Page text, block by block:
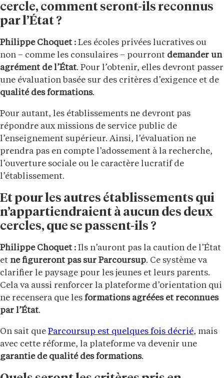
cercle, comment seront-ils reconnus
par l’État ?
Philippe Choquet : Les écoles privées lucratives ou
non – comme les consulaires – pourront demander un
agrément de l’État. Pour l’obtenir, elles devront passer
une évaluation basée sur des critères d’exigence et de
qualité des formations.
Pour autant, les établissements ne devront pas
répondre aux missions de service public de
l’enseignement supérieur. Ainsi, l’évaluation ne
prendra pas en compte l’adossement à la recherche,
l’ouverture sociale ou le caractère lucratif de
l’établissement.
Et pour les autres établissements qui
n’appartiendraient à aucun des deux
cercles, que se passent-ils ?
Philippe Choquet : Ils n’auront pas la caution de l’État
et ne figureront pas sur Parcoursup. Ce système va
clarifier le paysage pour les jeunes et leurs parents.
Cela va aussi renforcer la plateforme d’orientation qui
ne recensera que les formations agréées et reconnues
par l’État.
On sait que Parcoursup est quelques fois décrié, mais
avec cette réforme, la plateforme va devenir une
garantie de qualité des formations.